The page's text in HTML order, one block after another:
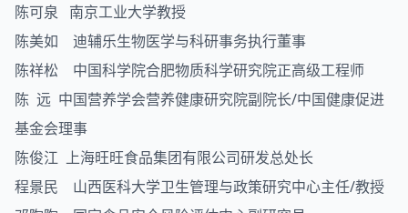
陈可泉 南京工业大学教授
陈美如 迪辅乐生物医学与科研事务执行董事
陈祥松 中国科学院合肥物质科学研究院正高级工程师
陈 远 中国营养学会营养健康研究院副院长/中国健康促进
基金会理事
陈俊江 上海旺旺食品集团有限公司研发总处长
程景民 山西医科大学卫生管理与政策研究中心主任/教授